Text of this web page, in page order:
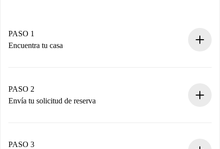
PASO 1
Encuentra tu casa
Tienes toda la información necesaria por adelantado.
PASO 2
Envía tu solicitud de reserva
propietario acepte.
PASO 3